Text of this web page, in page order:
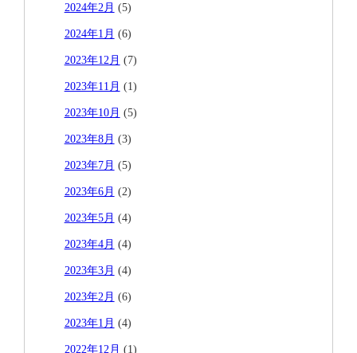
2024年2月 (5)
2024年1月 (6)
2023年12月 (7)
2023年11月 (1)
2023年10月 (5)
2023年8月 (3)
2023年7月 (5)
2023年6月 (2)
2023年5月 (4)
2023年4月 (4)
2023年3月 (4)
2023年2月 (6)
2023年1月 (4)
2022年12月 (1)